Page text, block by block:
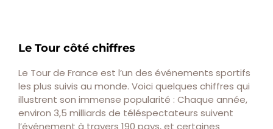
Le Tour côté chiffres
Le Tour de France est l’un des événements sportifs
les plus suivis au monde. Voici quelques chiffres qui
illustrent son immense popularité : Chaque année,
environ 3,5 milliards de téléspectateurs suivent
l’événement à travers 190 pays, et certaines